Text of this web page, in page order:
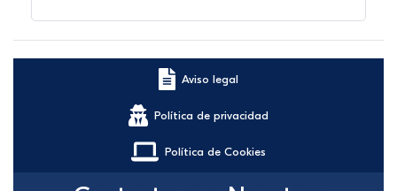
Aviso legal
Política de privacidad
Política de Cookies